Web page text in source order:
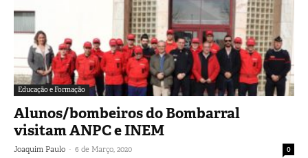
Educação e Formação
Alunos/bombeiros do Bombarral
visitam ANPC e INEM
Joaquim Paulo - 6 de Março, 2020 0